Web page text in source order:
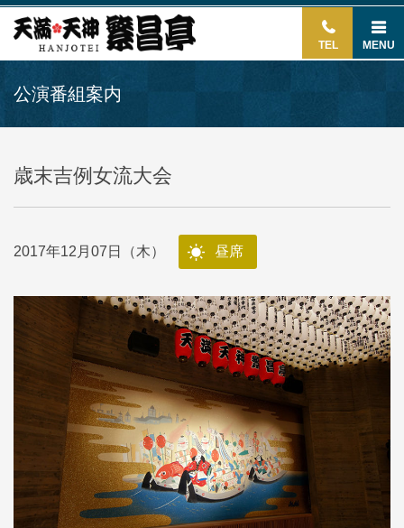
TEL MENU
公演番組案内
歳末吉例女流大会
2017年12月07日（木） 昼席